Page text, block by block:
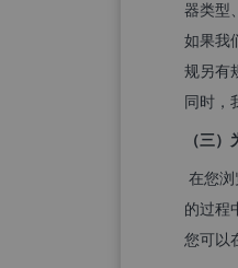
器类型
如果我
规另有
同时，
（三
在您
的过程
您可以